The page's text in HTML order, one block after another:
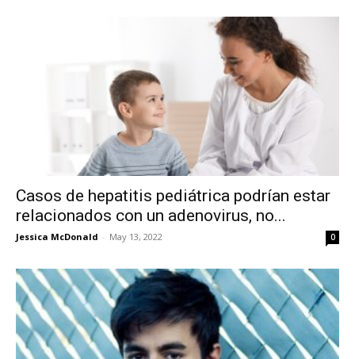
Casos de hepatitis pediátrica podrían estar
relacionados con un adenovirus, no...
Jessica McDonald - May 13, 2022 0